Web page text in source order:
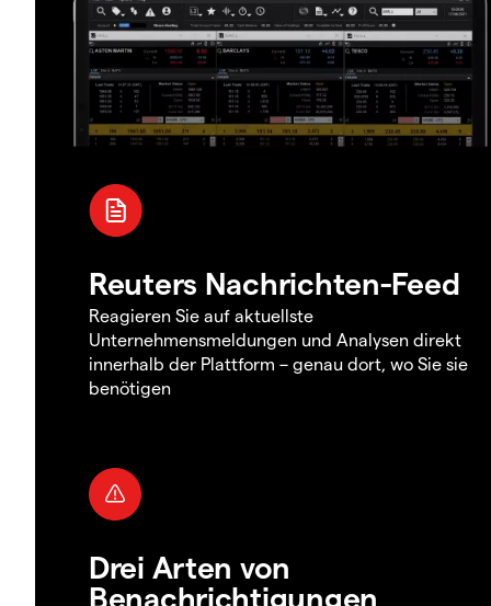
Reuters Nachrichten-Feed
Reagieren Sie auf aktuellste
Unternehmensmeldungen und Analysen direkt
innerhalb der Plattform – genau dort, wo Sie sie
benötigen
Drei Arten von
Benachrichtigungen